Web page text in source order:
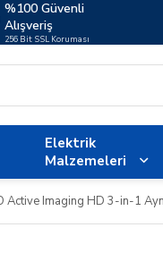
%100 Güvenli
Alışveriş
256 Bit SSL Koruması
Elektrik
Malzemeleri
Active Imaging HD 3-in-1